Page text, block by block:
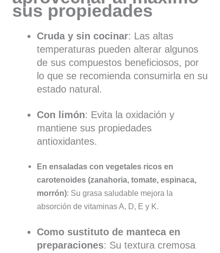
sus propiedades
Cruda y sin cocinar: Las altas
temperaturas pueden alterar algunos
de sus compuestos beneficiosos, por
lo que se recomienda consumirla en su
estado natural.
Con limón: Evita la oxidación y
mantiene sus propiedades
antioxidantes.
En ensaladas con vegetales ricos en
carotenoides (zanahoria, tomate, espinaca,
morrón): Su grasa saludable mejora la
absorción de vitaminas A, D, E y K.
Como sustituto de manteca en
preparaciones: Su textura cremosa